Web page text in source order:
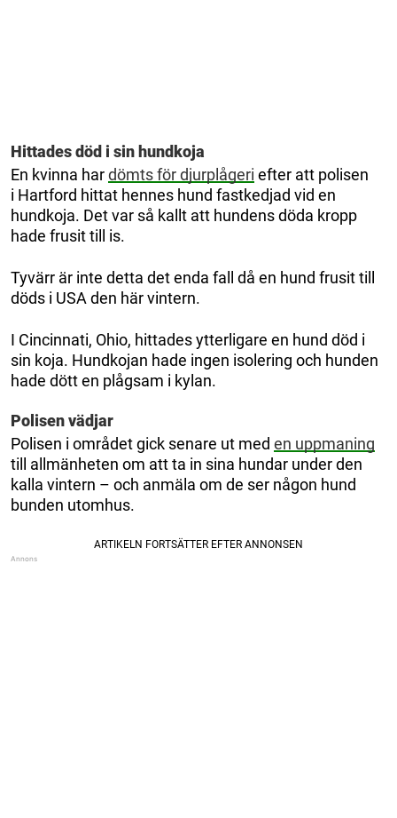
Hittades död i sin hundkoja
En kvinna hardömts för djurplågeri efter att polisen
i Hartford hittat hennes hund fastkedjad vid en
hundkoja. Det var så kallt att hundens döda kropp
hade frusit till is.
Tyvärr är inte detta det enda fall då en hund frusit till
döds i USA den här vintern.
I Cincinnati, Ohio, hittades ytterligare en hund död i
sin koja. Hundkojan hade ingen isolering och hunden
hade dött en plågsam i kylan.
Polisen vädjar
Polisen i området gick senare ut med en uppmaning
till allmänheten om att ta in sina hundar under den
kalla vintern – och anmäla om de ser någon hund
bunden utomhus.